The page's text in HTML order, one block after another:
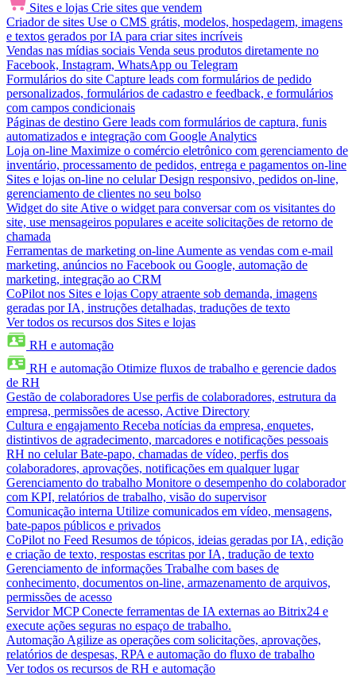
Sites e lojas Crie sites que vendem
Criador de sites Use o CMS grátis, modelos, hospedagem, imagens
e textos gerados por IA para criar sites incríveis
Vendas nas mídias sociais Venda seus produtos diretamente no
Facebook, Instagram, WhatsApp ou Telegram
Formulários do site Capture leads com formulários de pedido
personalizados, formulários de cadastro e feedback, e formulários
com campos condicionais
Páginas de destino Gere leads com formulários de captura, funis
automatizados e integração com Google Analytics
Loja on-line Maximize o comércio eletrônico com gerenciamento de
inventário, processamento de pedidos, entrega e pagamentos on-line
Sites e lojas on-line no celular Design responsivo, pedidos on-line,
gerenciamento de clientes no seu bolso
Widget do site Ative o widget para conversar com os visitantes do
site, use mensageiros populares e aceite solicitações de retorno de
chamada
Ferramentas de marketing on-line Aumente as vendas com e-mail
marketing, anúncios no Facebook ou Google, automação de
marketing, integração ao CRM
CoPilot nos Sites e lojas Copy atraente sob demanda, imagens
geradas por IA, instruções detalhadas, traduções de texto
Ver todos os recursos dos Sites e lojas
RH e automação
RH e automação Otimize fluxos de trabalho e gerencie dados
de RH
Gestão de colaboradores Use perfis de colaboradores, estrutura da
empresa, permissões de acesso, Active Directory
Cultura e engajamento Receba notícias da empresa, enquetes,
distintivos de agradecimento, marcadores e notificações pessoais
RH no celular Bate-papo, chamadas de vídeo, perfis dos
colaboradores, aprovações, notificações em qualquer lugar
Gerenciamento do trabalho Monitore o desempenho do colaborador
com KPI, relatórios de trabalho, visão do supervisor
Comunicação interna Utilize comunicados em vídeo, mensagens,
bate-papos públicos e privados
CoPilot no Feed Resumos de tópicos, ideias geradas por IA, edição
e criação de texto, respostas escritas por IA, tradução de texto
Gerenciamento de informações Trabalhe com bases de
conhecimento, documentos on-line, armazenamento de arquivos,
permissões de acesso
Servidor MCP Conecte ferramentas de IA externas ao Bitrix24 e
execute ações seguras no espaço de trabalho.
Automação Agilize as operações com solicitações, aprovações,
relatórios de despesas, RPA e automação do fluxo de trabalho
Ver todos os recursos de RH e automação